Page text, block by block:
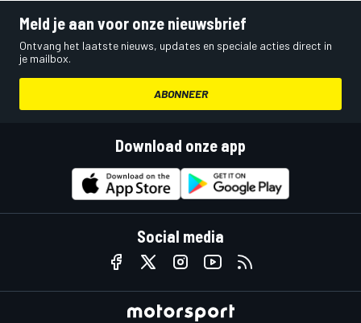
Meld je aan voor onze nieuwsbrief
Ontvang het laatste nieuws, updates en speciale acties direct in
je mailbox.
ABONNEER
Download onze app
Social media